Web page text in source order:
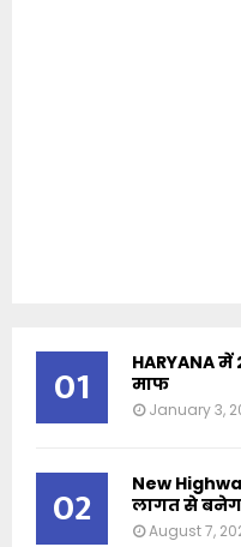
01
HARYANA
माफ
January 3,
02
New
लागत से
August 7,